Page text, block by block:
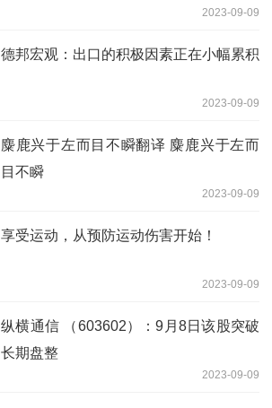
2023-09-09
德邦宏观：出口的积极因素正在小幅累积
2023-09-09
麋鹿兴于左而目不瞬翻译 麋鹿兴于左而
目不瞬
2023-09-09
享受运动，从预防运动伤害开始！
2023-09-09
纵横通信 （603602）：9月8日该股突破
长期盘整
2023-09-09